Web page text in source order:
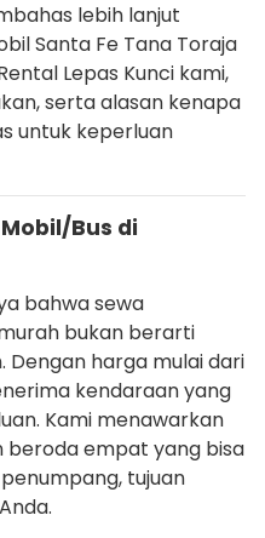
lebih lanjut
Santa Fe Tana Toraja
Lepas Kunci kami,
serta alasan kenapa
untuk keperluan
Bus di
bahwa sewa
bukan berarti
harga mulai dari
kendaraan yang
Kami menawarkan
beroda empat yang bisa
tujuan